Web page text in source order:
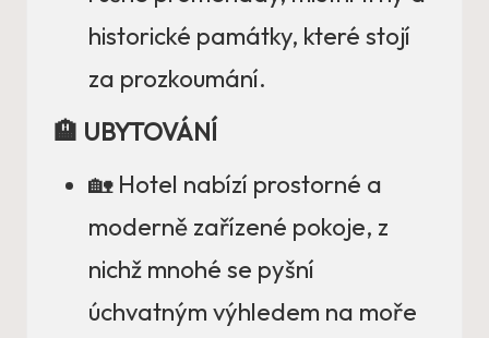
historické památky, které stojí
za prozkoumání.
🏨 UBYTOVÁNÍ
🏡 Hotel nabízí prostorné a
moderně zařízené pokoje, z
nichž mnohé se pyšní
úchvatným výhledem na moře